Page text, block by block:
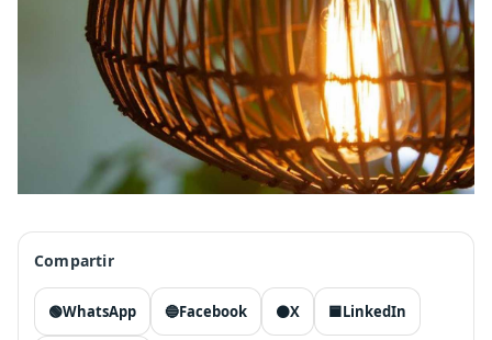
Compartir
🟢WhatsApp 🔵Facebook ⚫X 🟦LinkedIn